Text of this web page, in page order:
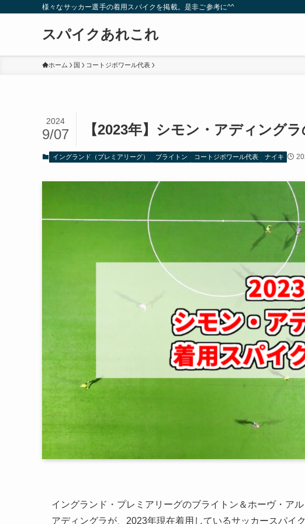
様々なサッカー選手の着用スパイクを掲載。是非ご参考に^^
スパイクあれこれ
ホーム 国 コートジボワール代表
【2023年】シモン・アディング
2024
9/07
イングランド（プレミアリーグ） ブライトン コートジボワール代表 ナイキ
イングランド・プレミアリーグのブライトン＆ホーヴ・ア
アディングラが、2023年現在着用しているサッカースパイ